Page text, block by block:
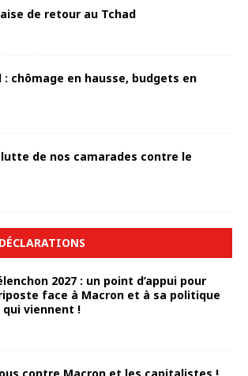
de retour au Tchad
: chômage en hausse, budgets en
de nos camarades contre le
2027 : un point d’appui pour
face à Macron et à sa politique
qui viennent !